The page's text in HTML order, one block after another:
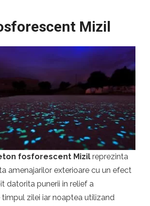
Mizil
fosforescent Mizil reprezinta
amenajarilor exterioare cu un efect
datorita punerii in relief a
zilei iar noaptea utilizand